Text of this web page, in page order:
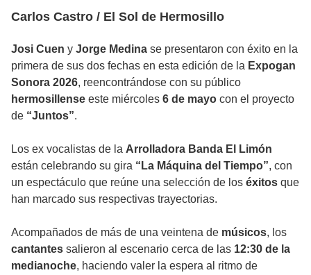
Carlos Castro / El Sol de Hermosillo
Josi Cuen y Jorge Medina se presentaron con éxito en la
primera de sus dos fechas en esta edición de la Expogan
Sonora 2026, reencontrándose con su público
hermosillense este miércoles 6 de mayo con el proyecto
de “Juntos”.
Los ex vocalistas de la Arrolladora Banda El Limón
están celebrando su gira “La Máquina del Tiempo”, con
un espectáculo que reúne una selección de los éxitos que
han marcado sus respectivas trayectorias.
Acompañados de más de una veintena de músicos, los
cantantes salieron al escenario cerca de las 12:30 de la
medianoche, haciendo valer la espera al ritmo de